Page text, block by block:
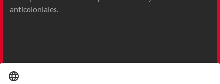
anticoloniales.
Literatura portuguesa: saudade